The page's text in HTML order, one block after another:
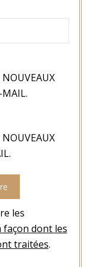
MAIL.
les
façon dont les
traitées.